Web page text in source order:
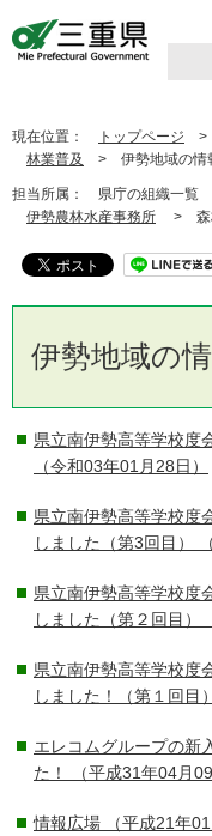
現在位置： トップページ >
林業普及
> 伊勢地域の情
担当所属： 県庁の組織一
伊勢農林水産事務所 > 森
伊勢地域の
県立南伊勢高等学校度
（令和03年01月28日）
県立南伊勢高等学校度
しました（第3回目）
県立南伊勢高等学校度
しました（第２回目）
県立南伊勢高等学校度
しました！（第１回目）
エレコムグループの新
た！
（平成31年04月09
情報広場 （平成21年01